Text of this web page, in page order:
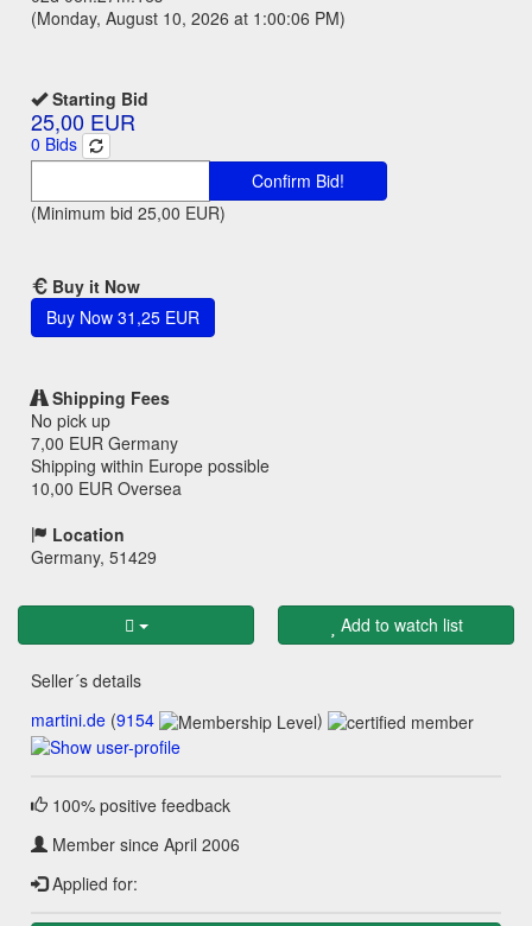
(Monday, August 10, 2026 at 1:00:06 PM)
Starting Bid
25,00 EUR
0 Bids
Confirm Bid!
(Minimum bid 25,00 EUR)
Buy it Now
Buy Now 31,25 EUR
Shipping Fees
No pick up
7,00 EUR Germany
Shipping within Europe possible
10,00 EUR Oversea
Location
Germany, 51429
Add to watch list
Seller´s details
martini.de (9154 )
100% positive feedback
Member since April 2006
Applied for: